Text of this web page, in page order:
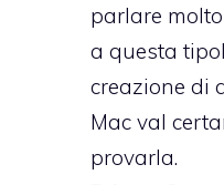
parlare
a questa
creazione di
Mac val
provarla.